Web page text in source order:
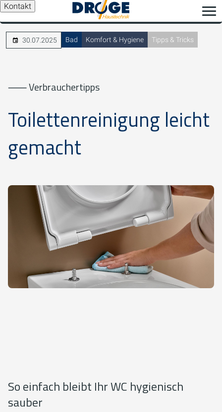
Kontakt
30.07.2025 Bad Komfort & Hygiene Tipps & Tricks
⸺ Verbrauchertipps
Toilettenreinigung leicht
gemacht
So einfach bleibt Ihr WC hygienisch
sauber